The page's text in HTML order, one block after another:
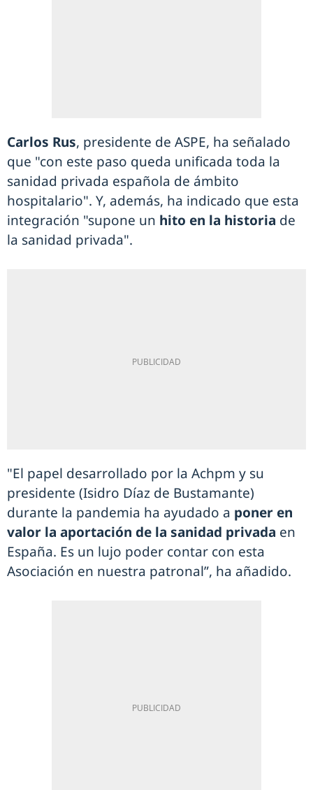
Carlos Rus, presidente de ASPE, ha señalado
que "con este paso queda unificada toda la
sanidad privada española de ámbito
hospitalario". Y, además, ha indicado que esta
integración "supone un hito en la historia de
la sanidad privada".
"El papel desarrollado por la Achpm y su
presidente (Isidro Díaz de Bustamante)
durante la pandemia ha ayudado a poner en
valor la aportación de la sanidad privada en
España. Es un lujo poder contar con esta
Asociación en nuestra patronal”, ha añadido.